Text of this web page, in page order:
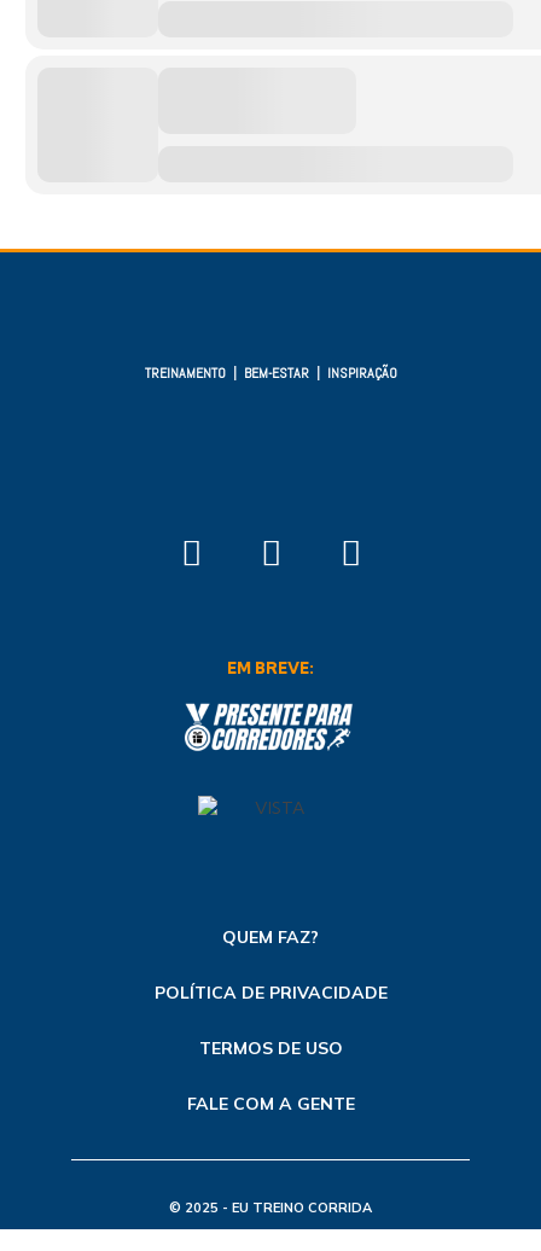
TREINAMENTO | BEM-ESTAR | INSPIRAÇÃO
EM BREVE:
QUEM FAZ?
POLÍTICA DE PRIVACIDADE
TERMOS DE USO
FALE COM A GENTE
© 2025 - EU TREINO CORRIDA
TODOS OS DIREITOS RESERVADOS